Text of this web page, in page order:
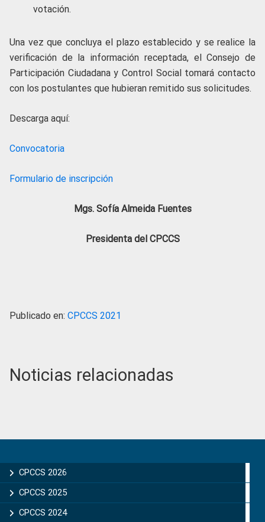
votación.
Una vez que concluya el plazo establecido y se realice la
verificación de la información receptada, el Consejo de
Participación Ciudadana y Control Social tomará contacto
con los postulantes que hubieran remitido sus solicitudes.
Descarga aquí:
Convocatoria
Formulario de inscripción
Mgs. Sofía Almeida Fuentes
Presidenta del CPCCS
Publicado en: CPCCS 2021
Noticias relacionadas
Sidebar
CPCCS 2026
CPCCS 2025
CPCCS 2024